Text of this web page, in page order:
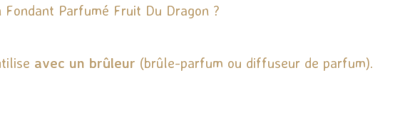
Parfumé Fruit Du Dragon ?
avec un brûleur (brûle-parfum ou diffuseur de parfum).